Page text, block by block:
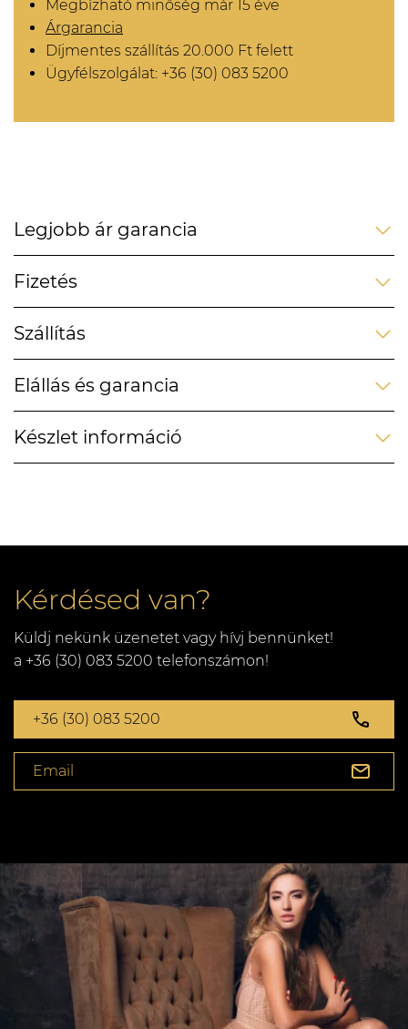
Megbízható minőség már 15 éve
Árgarancia
Díjmentes szállítás 20.000 Ft felett
Ügyfélszolgálat: +36 (30) 083 5200
Legjobb ár garancia
Fizetés
Szállítás
Elállás és garancia
Készlet információ
Kérdésed van?
Küldj nekünk üzenetet vagy hívj bennünket!
a +36 (30) 083 5200 telefonszámon!
+36 (30) 083 5200
Email